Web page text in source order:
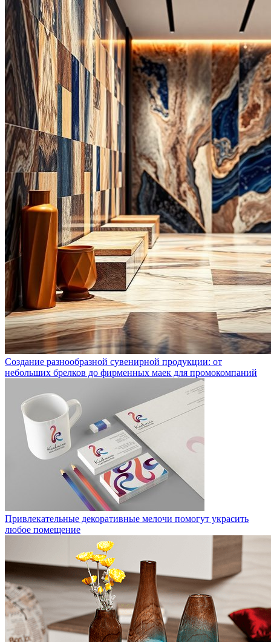
Создание разнообразной сувенирной продукции: от
небольших брелков до фирменных маек для промокомпаний
Привлекательные декоративные мелочи помогут украсить
любое помещение